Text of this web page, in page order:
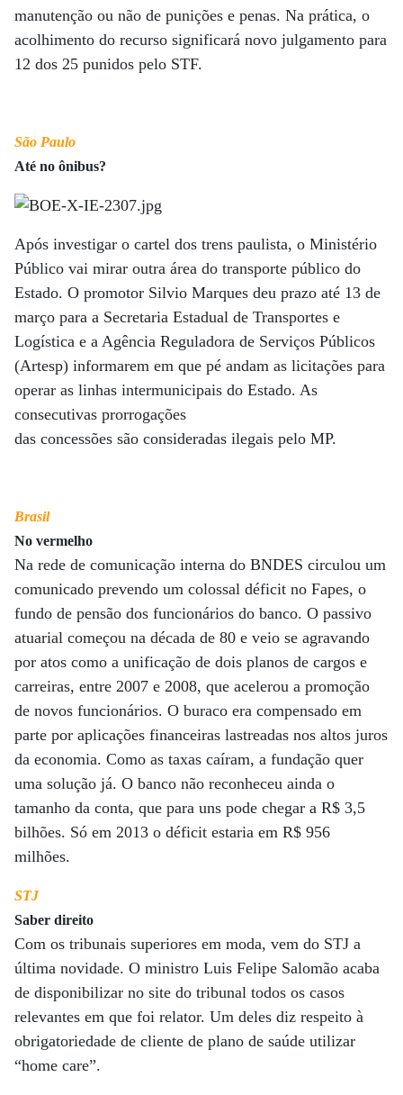
manutenção ou não de punições e penas. Na prática, o
acolhimento do recurso significará novo julgamento para
12 dos 25 punidos pelo STF.
São Paulo
Até no ônibus?
Após investigar o cartel dos trens paulista, o Ministério
Público vai mirar outra área do transporte público do
Estado. O promotor Silvio Marques deu prazo até 13 de
março para a Secretaria Estadual de Transportes e
Logística e a Agência Reguladora de Serviços Públicos
(Artesp) informarem em que pé andam as licitações para
operar as linhas intermunicipais do Estado. As
consecutivas prorrogações
das concessões são consideradas ilegais pelo MP.
Brasil
No vermelho
Na rede de comunicação interna do BNDES circulou um
comunicado prevendo um colossal déficit no Fapes, o
fundo de pensão dos funcionários do banco. O passivo
atuarial começou na década de 80 e veio se agravando
por atos como a unificação de dois planos de cargos e
carreiras, entre 2007 e 2008, que acelerou a promoção
de novos funcionários. O buraco era compensado em
parte por aplicações financeiras lastreadas nos altos juros
da economia. Como as taxas caíram, a fundação quer
uma solução já. O banco não reconheceu ainda o
tamanho da conta, que para uns pode chegar a R$ 3,5
bilhões. Só em 2013 o déficit estaria em R$ 956
milhões.
STJ
Saber direito
Com os tribunais superiores em moda, vem do STJ a
última novidade. O ministro Luis Felipe Salomão acaba
de disponibilizar no site do tribunal todos os casos
relevantes em que foi relator. Um deles diz respeito à
obrigatoriedade de cliente de plano de saúde utilizar
“home care”.